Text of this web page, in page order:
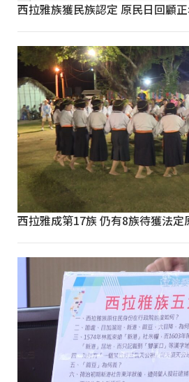
西拉雅族獲民族認定 原民日回顧
西拉雅成第17族 仍有8族待獲法定